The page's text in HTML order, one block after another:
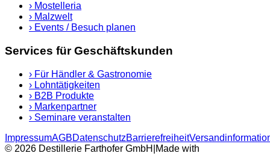
› Mostelleria
› Malzwelt
› Events / Besuch planen
Services für Geschäftskunden
› Für Händler & Gastronomie
› Lohntätigkeiten
› B2B Produkte
› Markenpartner
› Seminare veranstalten
ImpressumAGBDatenschutzBarrierefreiheit
© 2026 Destillerie Farthofer GmbH Made with